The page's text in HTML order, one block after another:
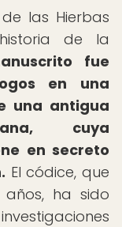
las Hierbas
de la
fue
en una
una antigua
cuya
en secreto
El códice, que
ha sido